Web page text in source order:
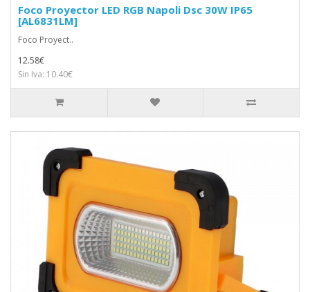
Foco Proyector LED RGB Napoli Dsc 30W IP65
[AL6831LM]
Foco Proyect..
12.58€
Sin Iva: 10.40€